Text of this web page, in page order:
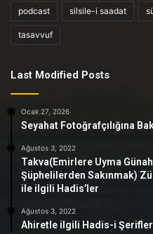
podcast silsile-i saadat
tasavvuf
Last Modified Posts
Ocak 27, 2026
Seyahat Fotoğrafçılığına
Ağustos 3, 2022
Takva(Emirlere Uyma
Şüphelilerden Sakınmak)
ile ilgili Hadis’ler
Ağustos 3, 2022
Ahiretle ilgili Hadis-i Şerifler